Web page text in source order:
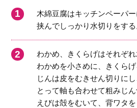
木綿豆腐はキッチンペーパ
挟んでしっかり水切りをする
わかめ、きくらげはそれぞれ
わかめを小さめに、きくら
じんは皮をむきせん切りに
とって軸も合わせて粗みじん
えびは殻をむいて、背ワタ